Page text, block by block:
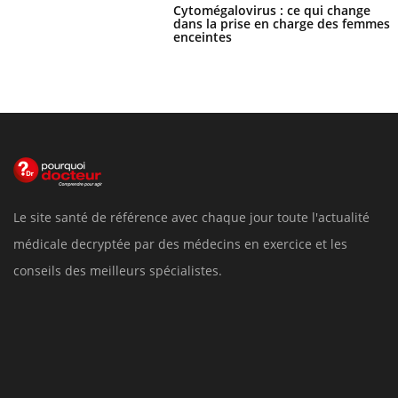
Cytomégalovirus : ce qui change
dans la prise en charge des femmes
enceintes
Le site santé de référence avec chaque jour toute l'actualité
médicale decryptée par des médecins en exercice et les
conseils des meilleurs spécialistes.